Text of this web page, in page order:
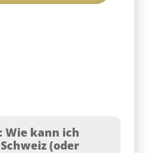
Wie kann ich
(oder